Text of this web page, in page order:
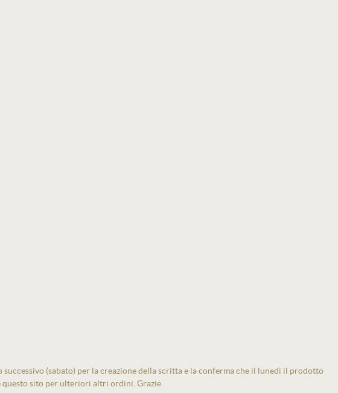
(sabato) per la creazione della scritta e la conferma che il lunedì il prodotto
questo sito per ulteriori altri ordini. Grazie